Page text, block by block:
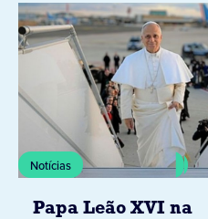
Notícias
Papa Leão XVI na